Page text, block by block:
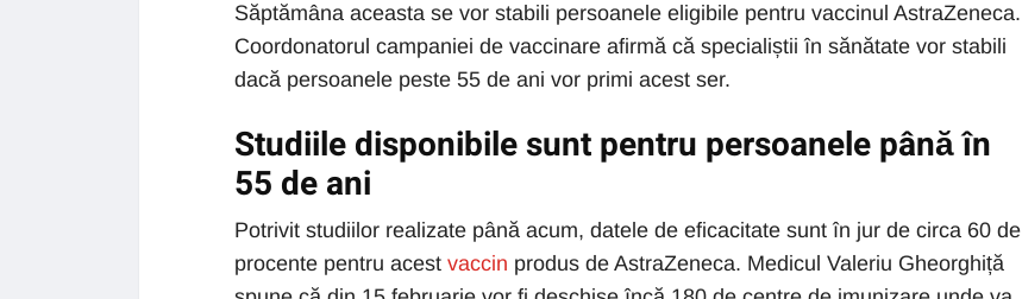
Săptămâna aceasta se vor stabili persoanele eligibile pentru vaccinul AstraZeneca.
Coordonatorul campaniei de vaccinare afirmă că specialiștii în sănătate vor stabili
dacă persoanele peste 55 de ani vor primi acest ser.
Studiile disponibile sunt pentru persoanele până în
55 de ani
Potrivit studiilor realizate până acum, datele de eficacitate sunt în jur de circa 60 de
procente pentru acest vaccin produs de AstraZeneca. Medicul Valeriu Gheorghiță